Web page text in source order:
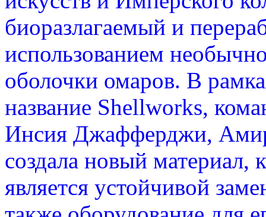
биоразлагаемый и
использованием
оболочки омаров. В
название Shellworks,
Инсия Джафферджи,
создала новый
является устойчивой